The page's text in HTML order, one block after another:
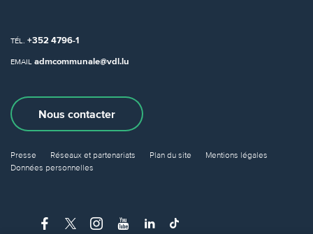
TÉL. +352 4796-1
EMAIL admcommunale@vdl.lu
Nous contacter
Presse Réseaux et partenariats Plan du site
Mentions légales
Données personnelles